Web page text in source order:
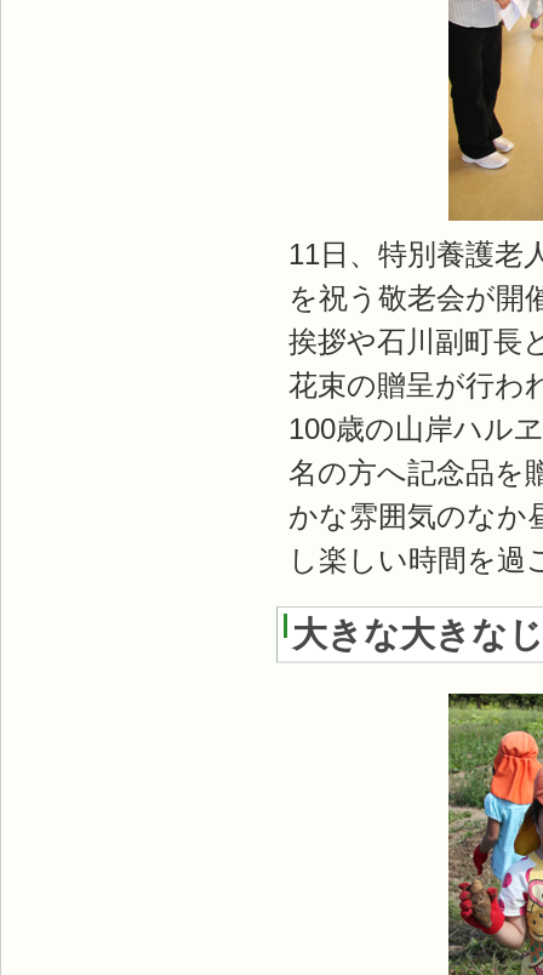
11日、特別養護老
を祝う敬老会が開
挨拶や石川副町長
花束の贈呈が行わ
100歳の山岸ハル
名の方へ記念品を
かな雰囲気のなか
し楽しい時間を過
大きな大きな